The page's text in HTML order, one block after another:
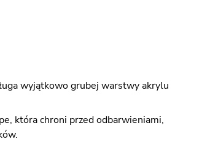
wyjątkowo grubej warstwy akrylu
która chroni przed odbarwieniami,